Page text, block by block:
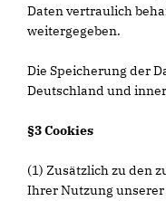
Daten vertraulich
weitergegeben.
Die Speicherung der
Deutschland und
§3 Cookies
(1) Zusätzlich zu den
Ihrer Nutzung unserer